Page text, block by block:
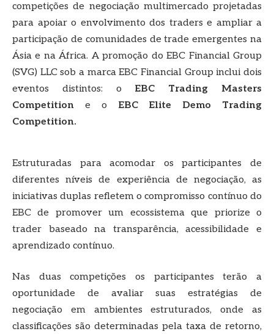
competições de negociação multimercado projetadas
para apoiar o envolvimento dos traders e ampliar a
participação de comunidades de trade emergentes na
Ásia e na África. A promoção do EBC Financial Group
(SVG) LLC sob a marca EBC Financial Group inclui dois
eventos distintos: o EBC Trading Masters
Competition e o EBC Elite Demo Trading
Competition.
Estruturadas para acomodar os participantes de
diferentes níveis de experiência de negociação, as
iniciativas duplas refletem o compromisso contínuo do
EBC de promover um ecossistema que priorize o
trader baseado na transparência, acessibilidade e
aprendizado contínuo.
Nas duas competições os participantes terão a
oportunidade de avaliar suas estratégias de
negociação em ambientes estruturados, onde as
classificações são determinadas pela taxa de retorno,